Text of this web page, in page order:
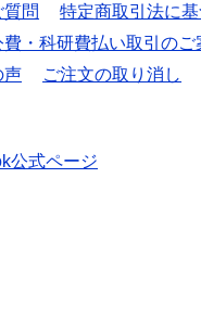
問
特定商取引法に
費・科研費払い取引のご
声 ご注文の取り消し
公式ページ